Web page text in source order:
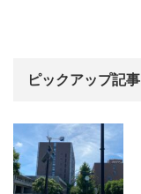
ピックアップ記事